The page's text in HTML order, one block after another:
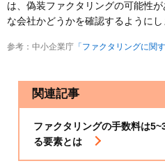
は、偽装ファクタリングの可能性
な会社かどうかを確認するようにし
参考：中小企業庁 「ファクタリングに関
関連記事
ファクタリングの手数料は
る要素とは